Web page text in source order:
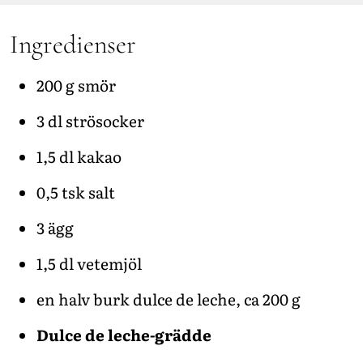
Ingredienser
200 g smör
3 dl strösocker
1,5 dl kakao
0,5 tsk salt
3 ägg
1,5 dl vetemjöl
en halv burk dulce de leche, ca 200 g
Dulce de leche-grädde